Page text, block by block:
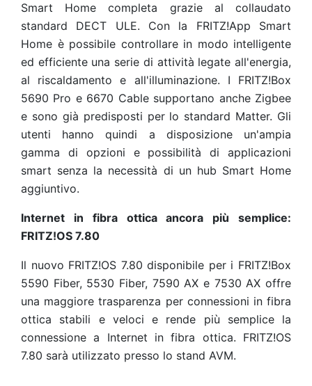
Smart Home completa grazie al collaudato
standard DECT ULE. Con la FRITZ!App Smart
Home è possibile controllare in modo intelligente
ed efficiente una serie di attività legate all'energia,
al riscaldamento e all'illuminazione. I FRITZ!Box
5690 Pro e 6670 Cable supportano anche Zigbee
e sono già predisposti per lo standard Matter. Gli
utenti hanno quindi a disposizione un'ampia
gamma di opzioni e possibilità di applicazioni
smart senza la necessità di un hub Smart Home
aggiuntivo.
Internet in fibra ottica ancora più semplice:
FRITZ!OS 7.80
Il nuovo FRITZ!OS 7.80 disponibile per i FRITZ!Box
5590 Fiber, 5530 Fiber, 7590 AX e 7530 AX offre
una maggiore trasparenza per connessioni in fibra
ottica stabili e veloci e rende più semplice la
connessione a Internet in fibra ottica. FRITZ!OS
7.80 sarà utilizzato presso lo stand AVM.